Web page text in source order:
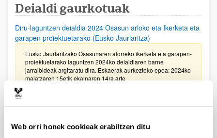
Web orri honek cookieak erabiltzen ditu
Deialdi gaurkotuak
Diru-laguntzen deialdia 2024 Osasun arloko eta Ikerketa eta
garapen proiektuetarako (Eusko Jaurlaritza)
Eusko Jaurlaritzako Osasunaren alorreko ikerketa eta garapen-
proiektuetarako laguntzen 2024ko deialdiaren barne
jarraibideak argitaratu dira. Eskaerak aurkezteko epea: 2024ko
maiatzaren 15etik ekainaren 14ra arte
Gipuzkoako Zientzia, Teknologia eta Berrikuntza Sarea
Eskaerak aurkezteko epea 2024ko ekainaren 7an bukatuko da,